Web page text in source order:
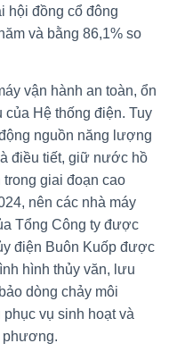
hội đồng cổ đông
và bằng 86,1% so
vận hành an toàn, ổn
Hệ thống điện. Tuy
nguồn năng lượng
điều tiết, giữ nước hồ
giai đoạn cao
nên các nhà máy
Tổng Công ty được
điện Buôn Kuốp được
hình thủy văn, lưu
dòng chảy môi
vụ sinh hoạt và
phương.